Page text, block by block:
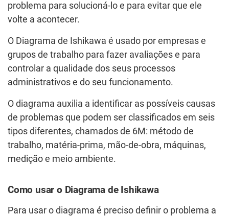
problema para solucioná-lo e para evitar que ele
volte a acontecer.
O Diagrama de Ishikawa é usado por empresas e
grupos de trabalho para fazer avaliações e para
controlar a qualidade dos seus processos
administrativos e do seu funcionamento.
O diagrama auxilia a identificar as possíveis causas
de problemas que podem ser classificados em seis
tipos diferentes, chamados de 6M: método de
trabalho, matéria-prima, mão-de-obra, máquinas,
medição e meio ambiente.
Como usar o Diagrama de Ishikawa
Para usar o diagrama é preciso definir o problema a